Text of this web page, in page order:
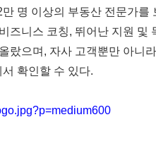
만 명 이상의 부동산 전문가를
비즈니스 코칭, 뛰어난 지원 및
올랐으며 , 자사 고객뿐만 아니라
서 확인할 수 있다.